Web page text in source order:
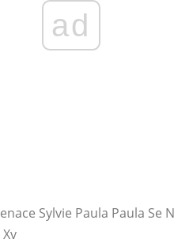
ad
Sylvie Paula Paula Se